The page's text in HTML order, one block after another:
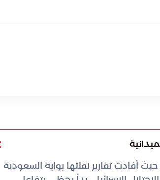
أفادت تقارير نقلتها بوابة السعودية